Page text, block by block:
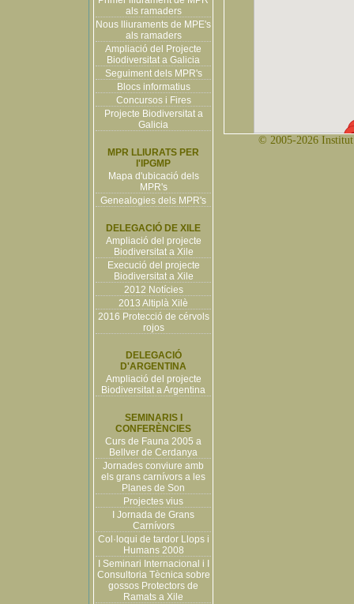
als ramaders
Nous lliuraments de MPE's
als ramaders
Ampliació del Projecte
Biodiversitat a Galicia
Seguiment dels MPR's
Blocs informatius
Concursos i Fires
Projecte Biodiversitat a
Galicia
MPR LLIURATS PER
l'IPGMP
Mapa d'ubicació dels
MPR's
Genealogies dels MPR's
DELEGACIÓ DE XILE
Ampliació del projecte
Biodiversitat a Xile
Execució del projecte
Biodiversitat a Xile
2012 Notícies
2013 Altiplà Xilè
2016 Protecció de cérvols
rojos
DELEGACIÓ
D'ARGENTINA
Ampliació del projecte
Biodiversitat a Argentina
SEMINARIS I
CONFERÈNCIES
Curs de Fauna 2005 a
Bellver de Cerdanya
Jornades conviure amb
els grans carnívors a les
Planes de Son
Projectes vius
I Jornada de Grans
Carnívors
Col·loqui de tardor Llops i
Humans 2008
I Seminari Internacional i I
Consultoria Tècnica sobre
gossos Protectors de
Ramats a Xile
© 2005-2026 Institut